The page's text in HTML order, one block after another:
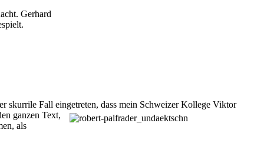
Gerhard
skurrile Fall eingetreten, dass mein Schweizer Kollege Viktor
ganzen Text,
als